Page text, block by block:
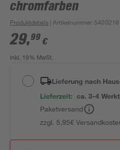
chromfarben
Produktdetails | Artikelnummer: 5400218
29,99 €
inkl. 19% MwSt.
Lieferung nach
Lieferzeit: ca. 3-4
Paketversand
zzgl. 5,95€